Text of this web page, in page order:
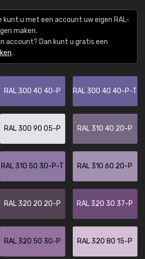
kunt u met een account uw eigen RAL-
maken.
account? Dan kunt u gratis een
.
RAL 300 40 40-P RAL 300 40 40-P-T
RAL 300 90 05-P RAL 310 40 20-P
RAL 310 50 30-P-T RAL 310 60 20-P
RAL 320 20 20-P RAL 320 30 37-P
RAL 320 50 30-P RAL 320 80 15-P